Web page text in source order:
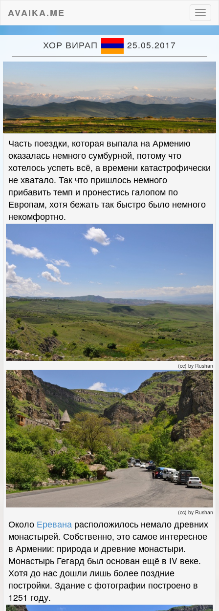
AVAIKA.ME
ХОР ВИРАП 25.05.2017
Часть поездки, которая выпала на Армению
оказалась немного сумбурной, потому что
хотелось успеть всё, а времени катастрофически
не хватало. Так что пришлось немного
прибавить темп и пронестись галопом по
Европам, хотя бежать так быстро было немного
некомфортно.
(cc) by Rushan
(cc) by Rushan
Около Еревана расположилось немало древних
монастырей. Собственно, это самое интересное
в Армении: природа и древние монастыри.
Монастырь Гегард был основан ещё в IV веке.
Хотя до нас дошли лишь более поздние
постройки. Здание с фотографии построено в
1251 году.